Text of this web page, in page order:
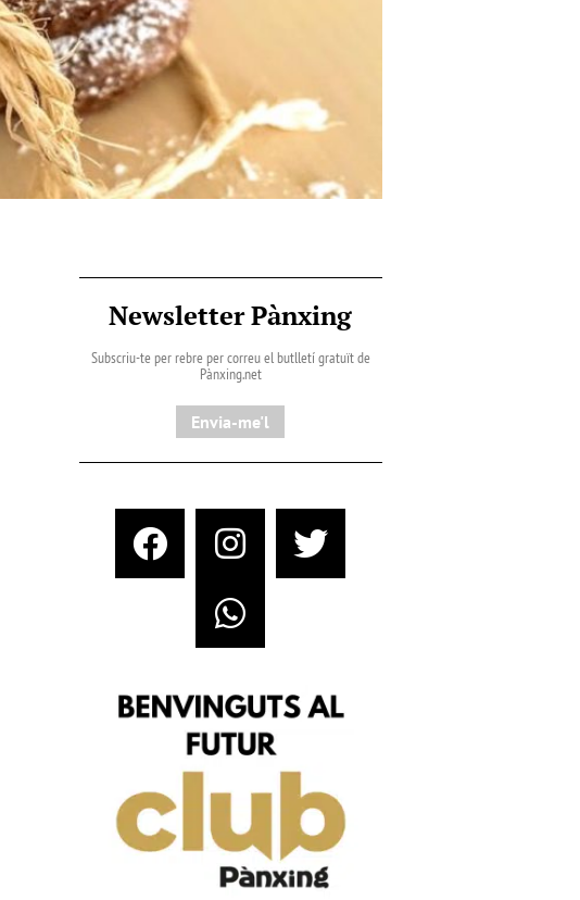
Newsletter Pànxing
Subscriu-te per rebre per correu el butlletí gratuït de
Pànxing.net​
Envia-me'l